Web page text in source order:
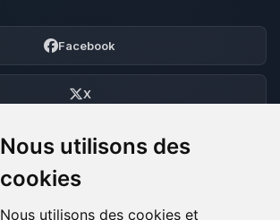
Nous utilisons des
cookies
Nous utilisons des cookies et
Facebook
X
Discord
Forum